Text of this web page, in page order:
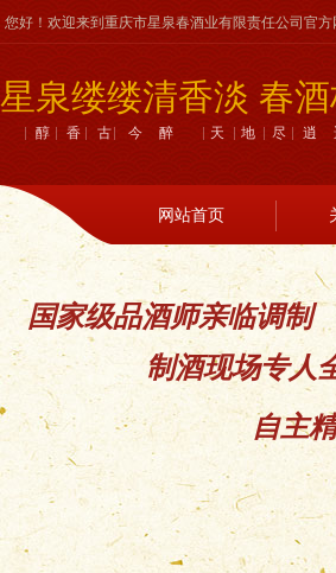
您好！欢迎来到重庆市星泉春酒业有限责任公司官方
星泉缕缕清香淡 春
醇香古今醉 天地尽逍
制酒现场专人
国家级品酒师亲临调制
自主
网站首页